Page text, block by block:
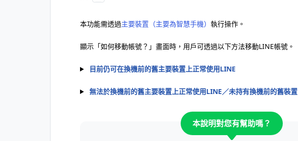
本功能需透過主要裝置（主要為智慧手機） 執行操作。
顯示「如何移動帳號？」畫面時，用戶可透過以下方法移動LINE帳號。
目前仍可在換機前的舊主要裝置上正常使用LINE
無法於換機前的舊主要裝置上正常使用LINE／未持有換機前的舊裝置
本說明對您有幫助嗎？